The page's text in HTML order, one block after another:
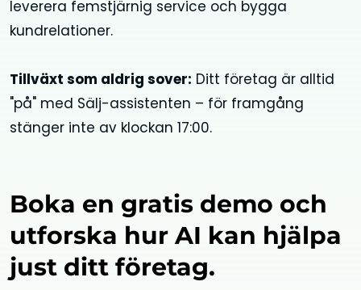
leverera femstjärnig service och bygga
kundrelationer.
Tillväxt som aldrig sover: Ditt företag är alltid
"på" med Sälj-assistenten – för framgång
stänger inte av klockan 17:00.
Boka en gratis demo och
utforska hur AI kan hjälpa
just ditt företag.